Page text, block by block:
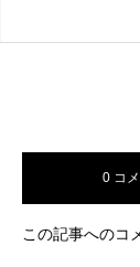
0 コ
この記事へのコ